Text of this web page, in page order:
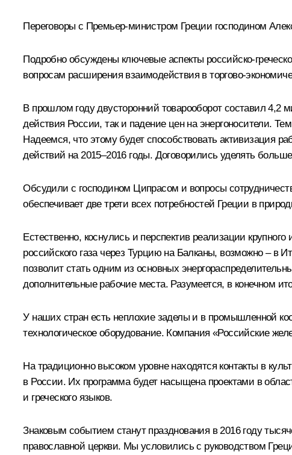
Переговоры с Премьер-министром Греции господином
Подробно обсуждены ключевые аспекты российско-
вопросам расширения взаимодействия в торгово-
В прошлом году двусторонний товарооборот составил 4,2
действия России, так и падение цен на энергоносители.
Надеемся, что этому будет способствовать активизация
действий на 2015–2016 годы. Договорились уделять
Обсудили с господином Ципрасом и вопросы
обеспечивает две трети всех потребностей Греции в
Естественно, коснулись и перспектив реализации
российского газа через Турцию на Балканы, возможно – в
позволит стать одним из основных
дополнительные рабочие места. Разумеется, в конечном
У наших стран есть неплохие заделы и в промышленной
технологическое оборудование. Компания «Российские
На традиционно высоком уровне находятся контакты в
в России. Их программа будет насыщена проектами в
и греческого языков.
Знаковым событием станут празднования в 2016 году
православной церкви. Мы условились с руководством